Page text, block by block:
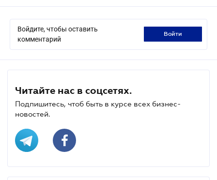
Войдите, чтобы оставить
комментарий
войти
Читайте нас в соцсетях.
Подпишитесь, чтоб быть в курсе всех бизнес-
новостей.